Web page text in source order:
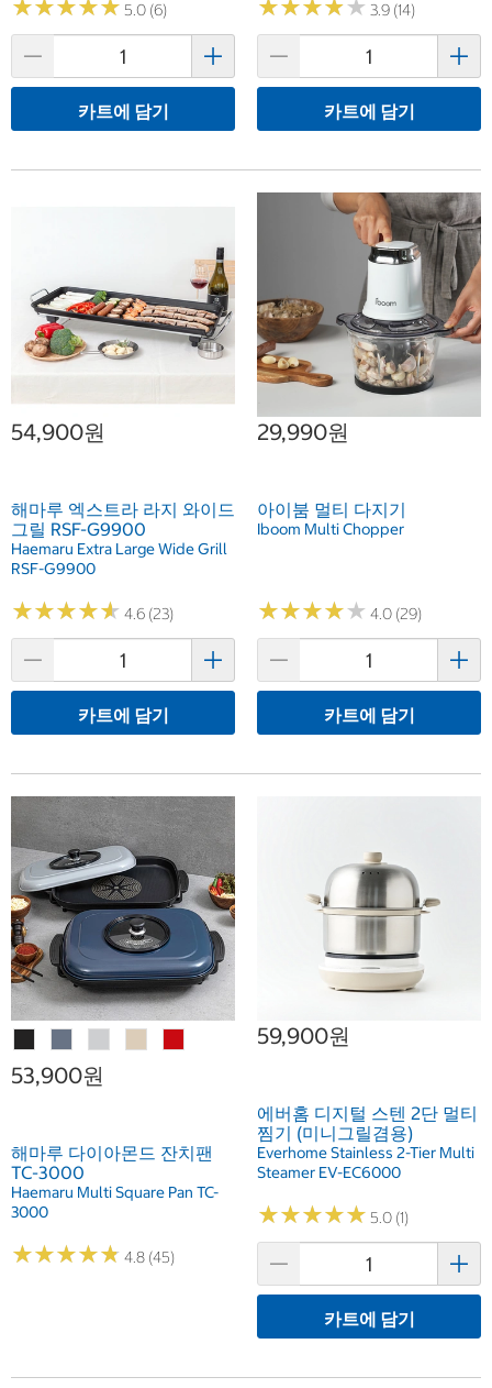
★★★★★
★★★★★ 5.0 (6)
카트에 담기
★★★★★
★★★★★ 3.9 (14)
카트에 담기
54,900원
해마루 엑스트라 라지 와이드
그릴 RSF-G9900
Haemaru Extra Large Wide Grill
RSF-G9900
★★★★★
★★★★★ 4.6 (23)
카트에 담기
29,990원
아이붐 멀티 다지기
Iboom Multi Chopper
★★★★★
★★★★★ 4.0 (29)
카트에 담기
53,900원
해마루 다이아몬드 잔치팬
TC-3000
Haemaru Multi Square Pan TC-
3000
★★★★★
★★★★★ 4.8 (45)
59,900원
에버홈 디지털 스텐 2단 멀티
찜기 (미니그릴겸용)
Everhome Stainless 2-Tier Multi
Steamer EV-EC6000
★★★★★
★★★★★ 5.0 (1)
카트에 담기